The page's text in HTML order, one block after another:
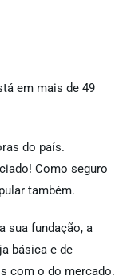
em mais de 49
do país.
Como seguro
também.
sua fundação, a
básica e de
com o do mercado.